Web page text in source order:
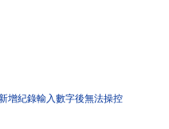
增紀錄輸入數字後無法操控